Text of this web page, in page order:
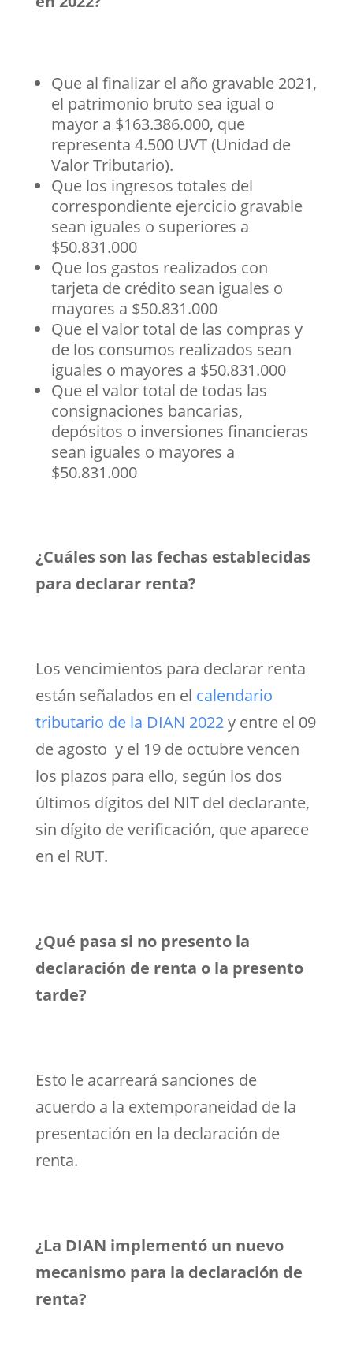
Que al finalizar el año gravable 2021,
el patrimonio bruto sea igual o
mayor a $163.386.000, que
representa 4.500 UVT (Unidad de
Valor Tributario).
Que los ingresos totales del
correspondiente ejercicio gravable
sean iguales o superiores a
$50.831.000
Que los gastos realizados con
tarjeta de crédito sean iguales o
mayores a $50.831.000
Que el valor total de las compras y
de los consumos realizados sean
iguales o mayores a $50.831.000
Que el valor total de todas las
consignaciones bancarias,
depósitos o inversiones financieras
sean iguales o mayores a
$50.831.000
¿Cuáles son las fechas establecidas
para declarar renta?
Los vencimientos para declarar renta
están señalados en el calendario
tributario de la DIAN 2022y entre el 09
de agosto y el 19 de octubre vencen
los plazos para ello, según los dos
últimos dígitos del NIT del declarante,
sin dígito de verificación, que aparece
en el RUT.
¿Qué pasa si no presento la
declaración de renta o la presento
tarde?
Esto le acarreará sanciones de
acuerdo a la extemporaneidad de la
presentación en la declaración de
renta.
¿La DIAN implementó un nuevo
mecanismo para la declaración de
renta?